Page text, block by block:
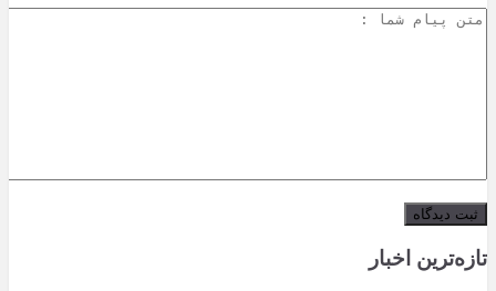
تازه‌ترین اخبار